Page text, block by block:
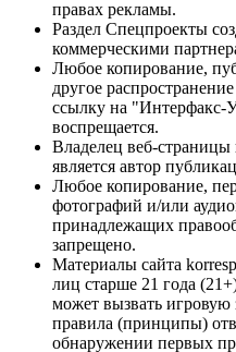
правах рекламы.
Раздел Спецпроекты
коммерческими
Любое копирование,
другое
ссылку на "Интерфакс-
воспрещается.
Владелец веб-страницы
является автор
Любое копирование,
фотографий и/или
принадлежащих
запрещено.
Материалы сайта
лиц старше 21 года
может вызвать игровую
правила (принципы)
обнаружении первых